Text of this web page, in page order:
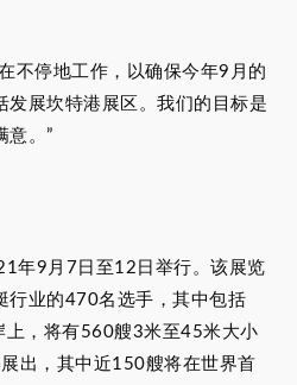
不停地工作，以确保今年9月的
发展坎特港展区。我们的目标是
意。”
年9月7日至12日举行。该展览
行业的470名选手，其中包括
上，将有560艘3米至45米大小
出，其中近150艘将在世界首